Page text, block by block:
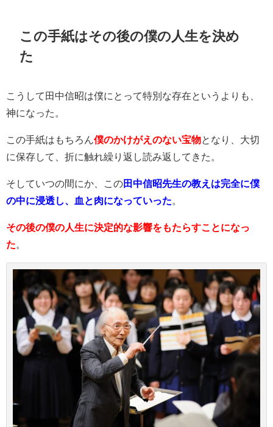
この手紙はその後の僕の人生を決め
た
こうして田中信昭は僕にとって特別な存在というよりも、
神になった。
この手紙はもちろん 僕のかけがえのない宝物となり、大切
に保存して、折に触れ繰り返し読み返してきた。
そしていつの間にか、この田中信昭先生の教えは完全に僕
の中に浸透し、血と肉になっていった
その後の僕の人生に決定的な影響をもたらすことになっ
た